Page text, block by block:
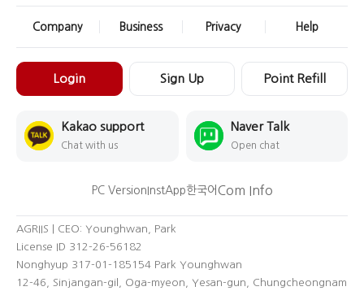
Company Business Privacy Help
Login Sign Up Point Refill
Kakao support
Chat with us
Naver Talk
Open chat
PC VersionInstApp한국어 Com Info
AGRIIS | CEO: Younghwan, Park
License ID 312-26-56182
Nonghyup 317-01-185154 Park Younghwan
12-46, Sinjangan-gil, Oga-myeon, Yesan-gun, Chungcheongnam